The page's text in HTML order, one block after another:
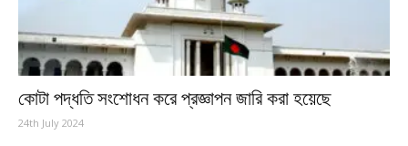
কোটা পদ্ধতি সংশোধন করে প্রজ্ঞাপন জারি করা হয়েছে
24th July 2024